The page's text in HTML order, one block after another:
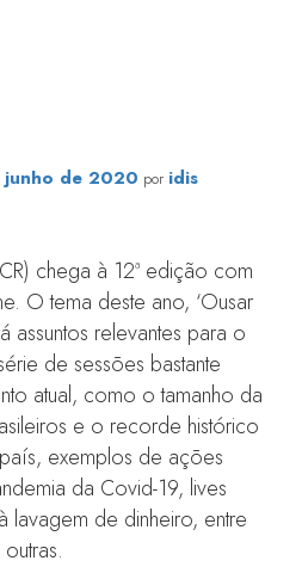
junho de 2020 por idis
chega à 12ª edição com
O tema deste ano, ‘Ousar
assuntos relevantes para o
de sessões bastante
atual, como o tamanho da
e o recorde histórico
exemplos de ações
da Covid-19, lives
lavagem de dinheiro, entre
outras.